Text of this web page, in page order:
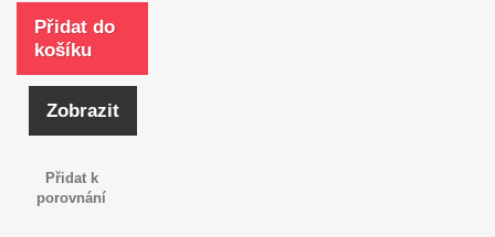
Přidat do
košíku
Zobrazit
Přidat k
porovnání